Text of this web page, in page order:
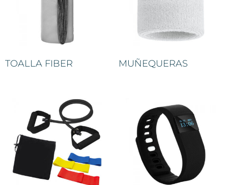
TOALLA FIBER MUÑEQUERAS